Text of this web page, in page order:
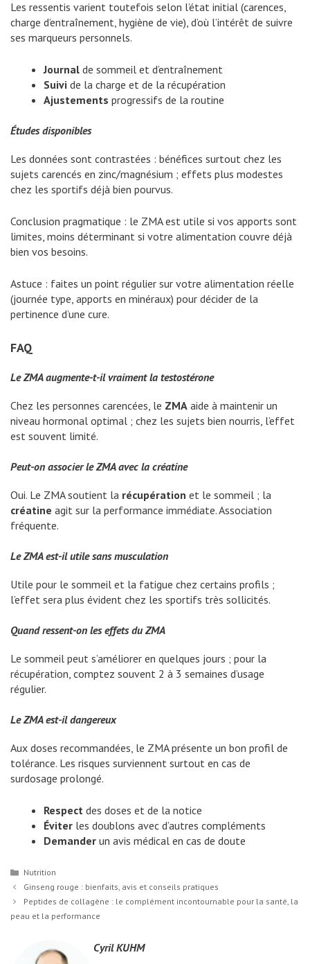
Les ressentis varient toutefois selon l’état initial (carences,
charge d’entraînement, hygiène de vie), d’où l’intérêt de suivre
ses marqueurs personnels.
Journal de sommeil et d’entraînement
Suivi de la charge et de la récupération
Ajustements progressifs de la routine
Études disponibles
Les données sont contrastées : bénéfices surtout chez les
sujets carencés en zinc/magnésium ; effets plus modestes
chez les sportifs déjà bien pourvus.
Conclusion pragmatique : le ZMA est utile si vos apports sont
limites, moins déterminant si votre alimentation couvre déjà
bien vos besoins.
Astuce : faites un point régulier sur votre alimentation réelle
(journée type, apports en minéraux) pour décider de la
pertinence d’une cure.
FAQ
Le ZMA augmente-t-il vraiment la testostérone
Chez les personnes carencées, le ZMA aide à maintenir un
niveau hormonal optimal ; chez les sujets bien nourris, l’effet
est souvent limité.
Peut-on associer le ZMA avec la créatine
Oui. Le ZMA soutient la récupération et le sommeil ; la
créatine agit sur la performance immédiate. Association
fréquente.
Le ZMA est-il utile sans musculation
Utile pour le sommeil et la fatigue chez certains profils ;
l’effet sera plus évident chez les sportifs très sollicités.
Quand ressent-on les effets du ZMA
Le sommeil peut s’améliorer en quelques jours ; pour la
récupération, comptez souvent 2 à 3 semaines d’usage
régulier.
Le ZMA est-il dangereux
Aux doses recommandées, le ZMA présente un bon profil de
tolérance. Les risques surviennent surtout en cas de
surdosage prolongé.
Respect des doses et de la notice
Éviter les doublons avec d’autres compléments
Demander un avis médical en cas de doute
Catégories
Nutrition
Ginseng rouge : bienfaits, avis et conseils pratiques
Peptides de collagène : le complément incontournable pour la santé, la
peau et la performance
Cyril KUHM